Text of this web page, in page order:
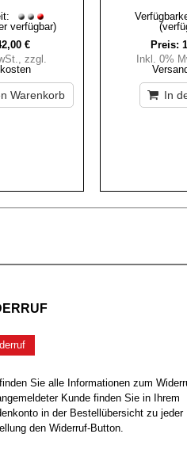
verfügbar)
€
, zzgl.
Warenkorb
Preis:
Inkl. 0%
In
Sie alle Informationen zum
Kunde finden Sie in Ihrem
in der Bestellübersicht zu jeder
den Widerruf-Button.